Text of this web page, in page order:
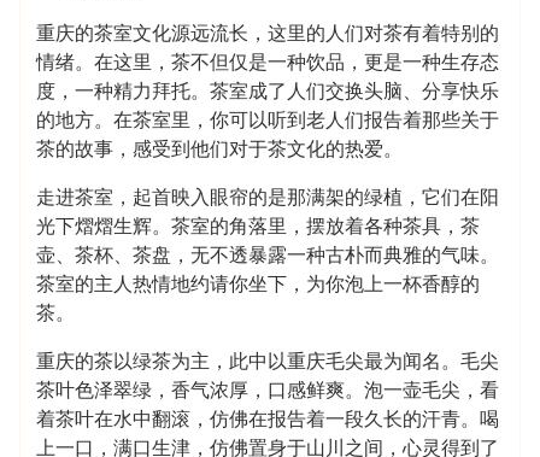
重庆的茶室文化源远流长，这里的人们对茶有着特别的
情绪。在这里，茶不但仅是一种饮品，更是一种生存态
度，一种精力拜托。茶室成了人们交换头脑、分享快乐
的地方。在茶室里，你可以听到老人们报告着那些关于
茶的故事，感受到他们对于茶文化的热爱。
走进茶室，起首映入眼帘的是那满架的绿植，它们在阳
光下熠熠生辉。茶室的角落里，摆放着各种茶具，茶
壶、茶杯、茶盘，无不透暴露一种古朴而典雅的气味。
茶室的主人热情地约请你坐下，为你泡上一杯香醇的
茶。
重庆的茶以绿茶为主，此中以重庆毛尖最为闻名。毛尖
茶叶色泽翠绿，香气浓厚，口感鲜爽。泡一壶毛尖，看
着茶叶在水中翻滚，仿佛在报告着一段久长的汗青。喝
上一口，满口生津，仿佛置身于山川之间，心灵得到了